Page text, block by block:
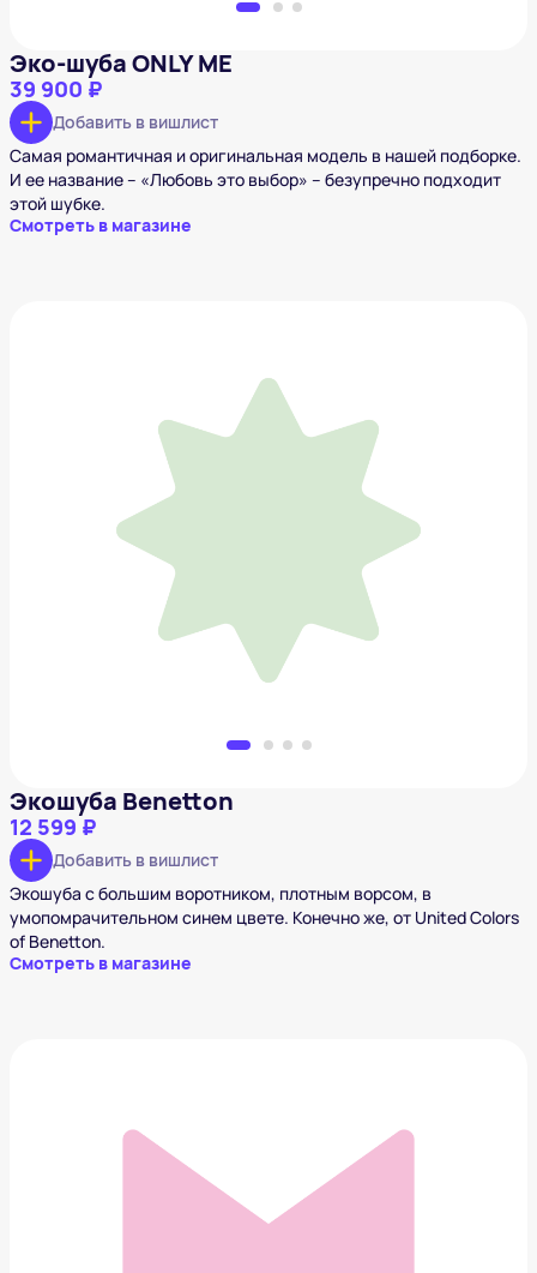
Эко-шуба ONLY ME
39 900 ₽
Добавить в вишлист
Самая романтичная и оригинальная модель в нашей подборке.
И ее название – «Любовь это выбор» – безупречно подходит
этой шубке.
Смотреть в магазине
Экошуба Benetton
12 599 ₽
Добавить в вишлист
Экошуба с большим воротником, плотным ворсом, в
умопомрачительном синем цвете. Конечно же, от United Colors
of Benetton.
Смотреть в магазине